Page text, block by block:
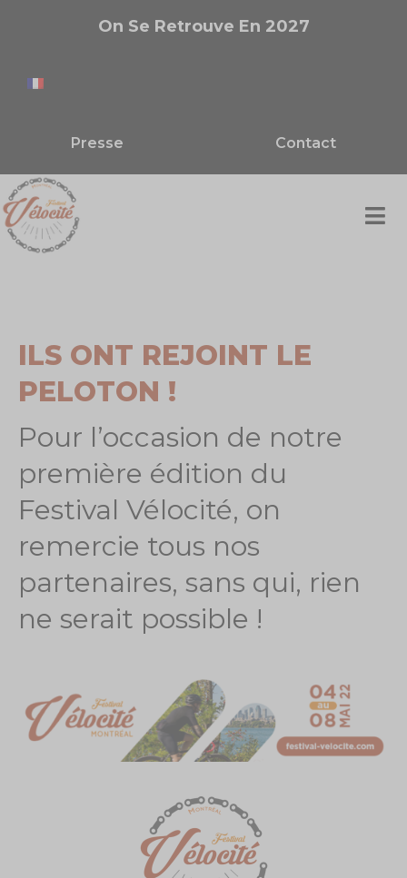
On Se Retrouve En 2027
Presse Contact
ILS ONT REJOINT LE
PELOTON !
Pour l’occasion de notre
première édition du
Festival Vélocité, on
remercie tous nos
partenaires, sans qui, rien
ne serait possible !